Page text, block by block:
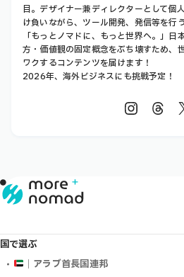
目。デザイナー兼ディレクターとして個
け負いながら、ツール開発、発信等を行う
「もっとノマドに、もっと世界へ。」日
方・価値観の固定概念をぶち壊すため、
ワクするコンテンツを届けます！
2026年、海外ビジネスにも挑戦予定！
国で選ぶ
｜アラブ首長国連邦